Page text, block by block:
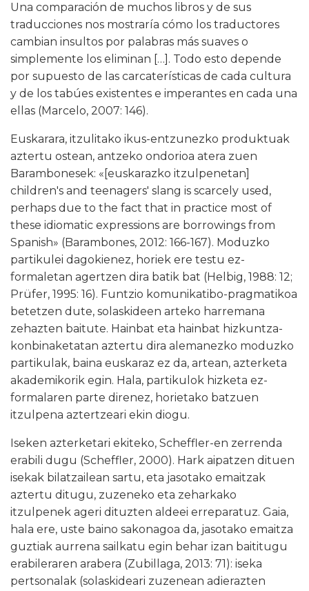
Una comparación de muchos libros y de sus
traducciones nos mostraría cómo los traductores
cambian insultos por palabras más suaves o
simplemente los eliminan […]. Todo esto depende
por supuesto de las carcaterísticas de cada cultura
y de los tabúes existentes e imperantes en cada una
ellas (Marcelo, 2007: 146).
Euskarara, itzulitako ikus-entzunezko produktuak
aztertu ostean, antzeko ondorioa atera zuen
Barambonesek: «[euskarazko itzulpenetan]
children's and teenagers' slang is scarcely used,
perhaps due to the fact that in practice most of
these idiomatic expressions are borrowings from
Spanish» (Barambones, 2012: 166-167). Moduzko
partikulei dagokienez, horiek ere testu ez-
formaletan agertzen dira batik bat (Helbig, 1988: 12;
Prüfer, 1995: 16). Funtzio komunikatibo-pragmatikoa
betetzen dute, solaskideen arteko harremana
zehazten baitute. Hainbat eta hainbat hizkuntza-
konbinaketatan aztertu dira alemanezko moduzko
partikulak, baina euskaraz ez da, artean, azterketa
akademikorik egin. Hala, partikulok hizketa ez-
formalaren parte direnez, horietako batzuen
itzulpena aztertzeari ekin diogu.
Iseken azterketari ekiteko, Scheffler-en zerrenda
erabili dugu (Scheffler, 2000). Hark aipatzen dituen
isekak bilatzailean sartu, eta jasotako emaitzak
aztertu ditugu, zuzeneko eta zeharkako
itzulpenek ageri dituzten aldeei erreparatuz. Gaia,
hala ere, uste baino sakonagoa da, jasotako emaitza
guztiak aurrena sailkatu egin behar izan baititugu
erabileraren arabera (Zubillaga, 2013: 71): iseka
pertsonalak (solaskideari zuzenean adierazten